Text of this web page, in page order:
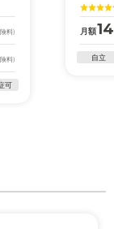
料)
料)
可
月額
自立